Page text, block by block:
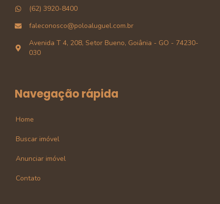
(62) 3920-8400
faleconosco@poloaluguel.com.br
Avenida T 4, 208, Setor Bueno, Goiânia - GO - 74230-
030
Navegação rápida
Home
Buscar imóvel
Anunciar imóvel
Contato